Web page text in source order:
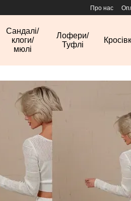
Про нас
Сандалі/
клоги/
мюлі
Лофери/
Туфлі